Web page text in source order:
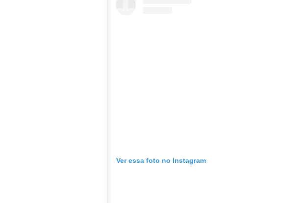
Ver essa foto no Instagram